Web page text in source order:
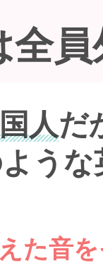
全
人だ
う
た音